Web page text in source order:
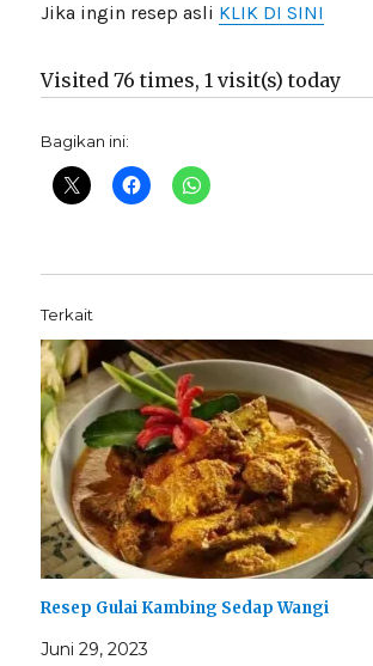
Jika ingin resep asli KLIK DI SINI
Visited 76 times, 1 visit(s) today
Bagikan ini:
Terkait
Resep Gulai Kambing Sedap Wangi
Juni 29, 2023